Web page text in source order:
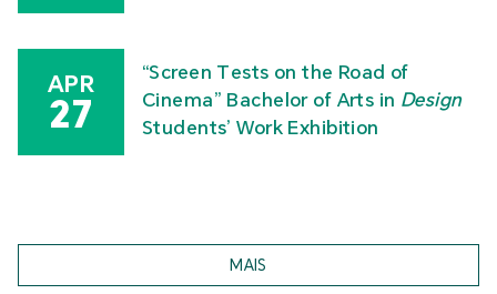
APR
27
“Screen Tests on the Road of
Cinema” Bachelor of Arts in Design
Students’ Work Exhibition
MAIS